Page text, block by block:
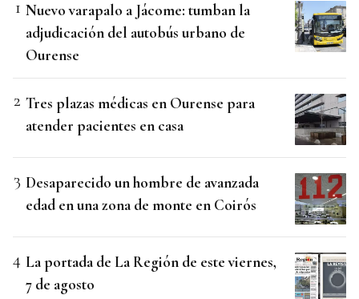
Nuevo varapalo a Jácome: tumban la
adjudicación del autobús urbano de
Ourense
Tres plazas médicas en Ourense para
atender pacientes en casa
Desaparecido un hombre de avanzada
edad en una zona de monte en Coirós
La portada de La Región de este viernes,
7 de agosto